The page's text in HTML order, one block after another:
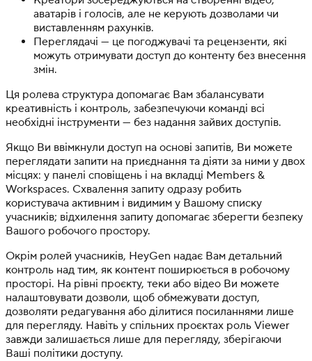
аватарів і голосів, але не керують дозволами чи
виставленням рахунків.
Переглядачі — це погоджувачі та рецензенти, які
можуть отримувати доступ до контенту без внесення
змін.
Ця ролева структура допомагає Вам збалансувати
креативність і контроль, забезпечуючи команді всі
необхідні інструменти — без надання зайвих доступів.
Якщо Ви ввімкнули доступ на основі запитів, Ви можете
переглядати запити на приєднання та діяти за ними у двох
місцях: у панелі сповіщень і на вкладці Members &
Workspaces. Схвалення запиту одразу робить
користувача активним і видимим у Вашому списку
учасників; відхилення запиту допомагає зберегти безпеку
Вашого робочого простору.
Окрім ролей учасників, HeyGen надає Вам детальний
контроль над тим, як контент поширюється в робочому
просторі. На рівні проєкту, теки або відео Ви можете
налаштовувати дозволи, щоб обмежувати доступ,
дозволяти редагування або ділитися посиланнями лише
для перегляду. Навіть у спільних проєктах роль Viewer
завжди залишається лише для перегляду, зберігаючи
Ваші політики доступу.